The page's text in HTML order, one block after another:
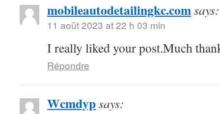
mobileautodetailingkc.comsays:
11 août 2023 at 22 h 03 min
I really liked your post.Much
Répondre
Wcmdypsays: